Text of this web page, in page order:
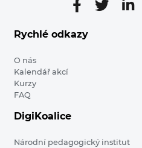
Rychlé odkazy
O nás
Kalendář akcí
Kurzy
FAQ
DigiKoalice
Národní pedagogický institut